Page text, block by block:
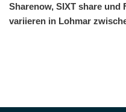
Sharenow, SIXT share und
variieren in Lohmar